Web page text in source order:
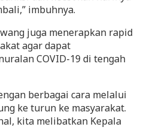
imbuhnya.
juga menerapkan rapid
agar dapat
COVID-19 di tengah
berbagai cara melalui
ke turun ke masyarakat.
kita melibatkan Kepala